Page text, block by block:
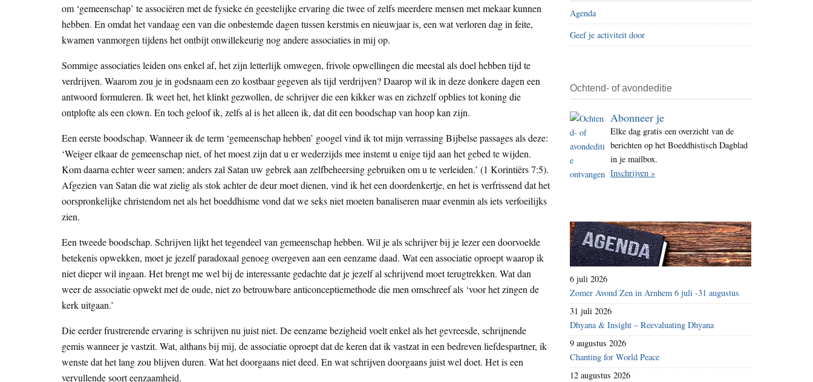
om ‘gemeenschap’ te associëren met de fysieke én geestelijke ervaring die twee of zelfs meerdere mensen met mekaar kunnen
hebben. En omdat het vandaag een van die onbestemde dagen tussen kerstmis en nieuwjaar is, een wat verloren dag in feite,
kwamen vanmorgen tijdens het ontbijt onwillekeurig nog andere associaties in mij op.
Sommige associaties leiden ons enkel af, het zijn letterlijk omwegen, frivole opwellingen die meestal als doel hebben tijd te
verdrijven. Waarom zou je in godsnaam een zo kostbaar gegeven als tijd verdrijven? Daarop wil ik in deze donkere dagen een
antwoord formuleren. Ik weet het, het klinkt gezwollen, de schrijver die een kikker was en zichzelf opblies tot koning die
ontplofte als een clown. En toch geloof ik, zelfs al is het alleen ik, dat dit een boodschap van hoop kan zijn.
Een eerste boodschap. Wanneer ik de term ‘gemeenschap hebben’ googel vind ik tot mijn verrassing Bijbelse passages als deze:
‘Weiger elkaar de gemeenschap niet, of het moest zijn dat u er wederzijds mee instemt u enige tijd aan het gebed te wijden.
Kom daarna echter weer samen; anders zal Satan uw gebrek aan zelfbeheersing gebruiken om u te verleiden.’ (1 Korintiërs 7:5).
Afgezien van Satan die wat zielig als stok achter de deur moet dienen, vind ik het een doordenkertje, en het is verfrissend dat het
oorspronkelijke christendom net als het boeddhisme vond dat we seks niet moeten banaliseren maar evenmin als iets verfoeilijks
zien.
Een tweede boodschap. Schrijven lijkt het tegendeel van gemeenschap hebben. Wil je als schrijver bij je lezer een doorvoelde
betekenis opwekken, moet je jezelf paradoxaal genoeg overgeven aan een eenzame daad. Wat een associatie oproept waarop ik
niet dieper wil ingaan. Het brengt me wel bij de interessante gedachte dat je jezelf al schrijvend moet terugtrekken. Wat dan
weer de associatie opwekt met de oude, niet zo betrouwbare anticonceptiemethode die men omschreef als ‘voor het zingen de
kerk uitgaan.’
Die eerder frustrerende ervaring is schrijven nu juist niet. De eenzame bezigheid voelt enkel als het gevreesde, schrijnende
gemis wanneer je vastzit. Wat, althans bij mij, de associatie oproept dat de keren dat ik vastzat in een bedreven liefdespartner, ik
wenste dat het lang zou blijven duren. Wat het doorgaans niet deed. En wat schrijven doorgaans juist wel doet. Het is een
vervullende soort eenzaamheid.
Agenda
Geef je activiteit door
Ochtend- of avondeditie
Abonneer je
Elke dag gratis een overzicht van de
berichten op het Boeddhistisch Dagblad
in je mailbox.
Inschrijven »
6 juli 2026
Zomer Avond Zen in Arnhem 6 juli -31 augustus
31 juli 2026
Dhyana & Insight – Reevaluating Dhyana
9 augustus 2026
Chanting for World Peace
12 augustus 2026